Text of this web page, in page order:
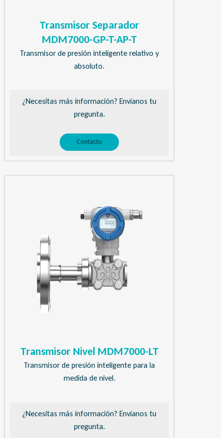
Transmisor Separador
MDM7000-GP-T-AP-T
Transmisor de presión inteligente relativo y
absoluto.
¿Necesitas más información? Envíanos tu
pregunta.
Contacto
Transmisor Nivel MDM7000-LT
Transmisor de presión inteligente para la
medida de nivel.
¿Necesitas más información? Envíanos tu
pregunta.